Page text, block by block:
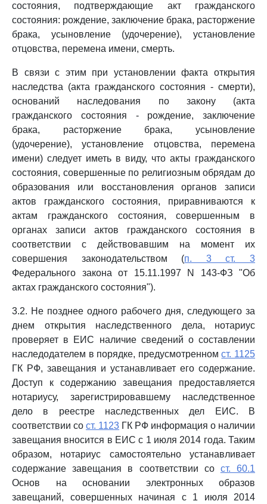
состояния, подтверждающие акт гражданского
состояния: рождение, заключение брака, расторжение
брака, усыновление (удочерение), установление
отцовства, перемена имени, смерть.
В связи с этим при установлении факта открытия
наследства (акта гражданского состояния - смерти),
оснований наследования по закону (акта
гражданского состояния - рождение, заключение
брака, расторжение брака, усыновление
(удочерение), установление отцовства, перемена
имени) следует иметь в виду, что акты гражданского
состояния, совершенные по религиозным обрядам до
образования или восстановления органов записи
актов гражданского состояния, приравниваются к
актам гражданского состояния, совершенным в
органах записи актов гражданского состояния в
соответствии с действовавшим на момент их
совершения законодательством (п. 3 ст. 3
Федерального закона от 15.11.1997 N 143-ФЗ "Об
актах гражданского состояния").
3.2. Не позднее одного рабочего дня, следующего за
днем открытия наследственного дела, нотариус
проверяет в ЕИС наличие сведений о составлении
наследодателем в порядке, предусмотренномст. 1125
ГК РФ, завещания и устанавливает его содержание.
Доступ к содержанию завещания предоставляется
нотариусу, зарегистрировавшему наследственное
дело в реестре наследственных дел ЕИС. В
соответствии со ст. 1123 ГК РФ информация о наличии
завещания вносится в ЕИС с 1 июля 2014 года. Таким
образом, нотариус самостоятельно устанавливает
содержание завещания в соответствии со ст. 60.1
Основ на основании электронных образов
завещаний, совершенных начиная с 1 июля 2014